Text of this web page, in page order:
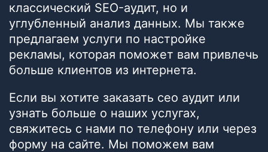
классический SEO-аудит, но и
углубленный анализ данных. Мы также
предлагаем услуги по настройке
рекламы, которая поможет вам привлечь
больше клиентов из интернета.
Если вы хотите заказать сео аудит или
узнать больше о наших услугах,
свяжитесь с нами по телефону или через
форму на сайте. Мы поможем вам